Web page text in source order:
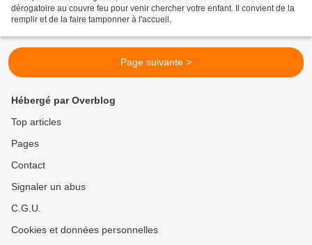
dérogatoire au couvre feu pour venir chercher votre enfant. Il convient de la
remplir et de la faire tamponner à l'accueil.
Page suivante >
Hébergé par Overblog
Top articles
Pages
Contact
Signaler un abus
C.G.U.
Cookies et données personnelles